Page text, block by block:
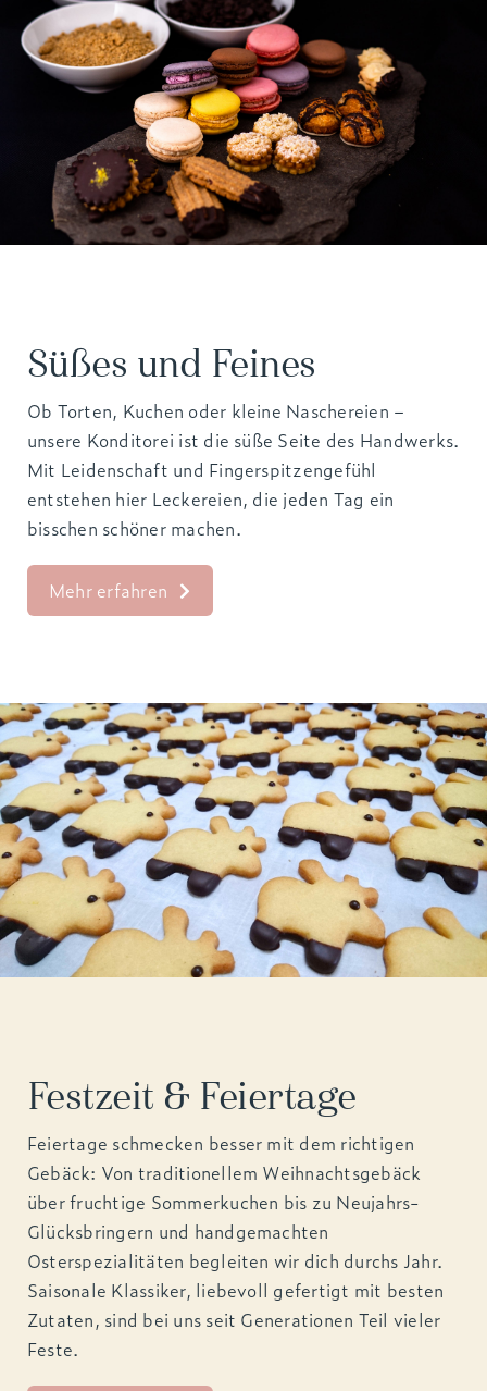
Süßes und Feines
Ob Torten, Kuchen oder kleine Naschereien –
unsere Konditorei ist die süße Seite des Handwerks.
Mit Leidenschaft und Fingerspitzengefühl
entstehen hier Leckereien, die jeden Tag ein
bisschen schöner machen.
Mehr erfahren
Festzeit & Feiertage
Feiertage schmecken besser mit dem richtigen
Gebäck: Von traditionellem Weihnachtsgebäck
über fruchtige Sommerkuchen bis zu Neujahrs-
Glücksbringern und handgemachten
Osterspezialitäten begleiten wir dich durchs Jahr.
Saisonale Klassiker, liebevoll gefertigt mit besten
Zutaten, sind bei uns seit Generationen Teil vieler
Feste.